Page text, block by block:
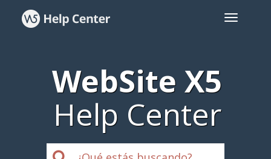
WebSite X5
Help Center